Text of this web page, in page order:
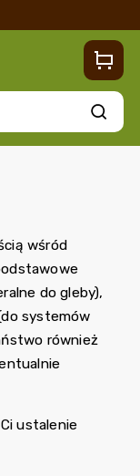
Contacts
Szukaj
wśród
do gleby),
systemów
również
ustalenie